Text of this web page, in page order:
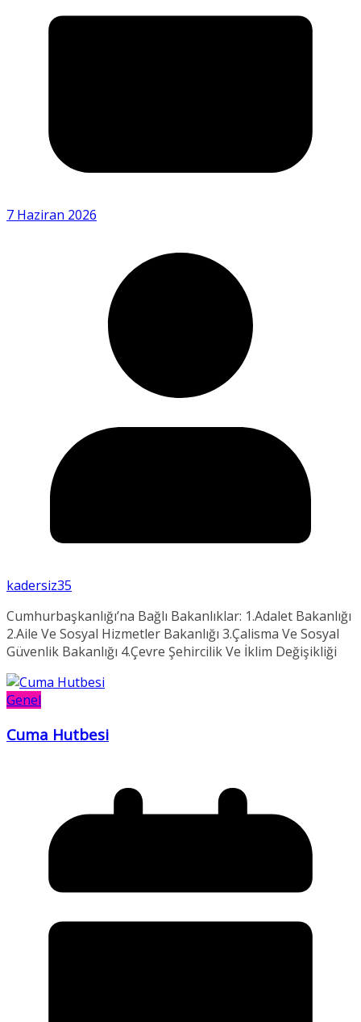
7 Haziran 2026
kadersiz35
Cumhurbaşkanlığı’na Bağlı Bakanlıklar: 1.Adalet Bakanlığı
2.Aile Ve Sosyal Hizmetler Bakanlığı 3.Çalisma Ve Sosyal
Güvenlik Bakanlığı 4.Çevre Şehircilik Ve İklim Değişikliği
Genel
Cuma Hutbesi